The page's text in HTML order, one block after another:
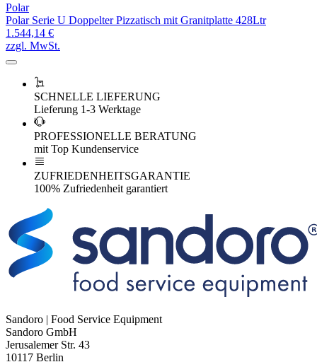
Polar
Polar Serie U Doppelter Pizzatisch mit Granitplatte 428Ltr
1.544,14 €
zzgl. MwSt.
SCHNELLE LIEFERUNG
Lieferung 1-3 Werktage
PROFESSIONELLE BERATUNG
mit Top Kundenservice
ZUFRIEDENHEITSGARANTIE
100% Zufriedenheit garantiert
Sandoro | Food Service Equipment
Sandoro GmbH
Jerusalemer Str. 43
10117 Berlin